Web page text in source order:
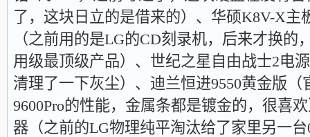
了，这块日立的是借来的）、华硕K8V-X主
（之前用的是LG的CD刻录机，后来才换的
用级最顶级产品）、世纪之星自由战士2电
清理了一下灰尘）、迪兰恒进9550黄金版（
9600Pro的性能，金属条都是镀金的，很喜
器（之前的LG物理纯平淘汰给了家里另一